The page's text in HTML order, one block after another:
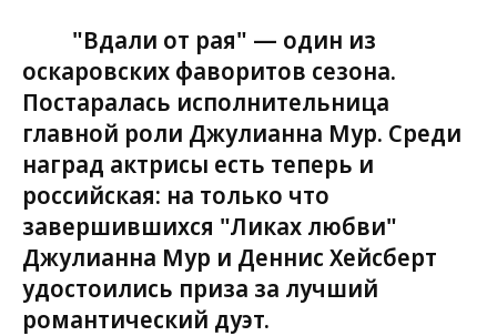
"Вдали от рая" — один из
оскаровских фаворитов сезона.
Постаралась исполнительница
главной роли Джулианна Мур. Среди
наград актрисы есть теперь и
российская: на только что
завершившихся "Ликах любви"
Джулианна Мур и Деннис Хейсберт
удостоились приза за лучший
романтический дуэт.